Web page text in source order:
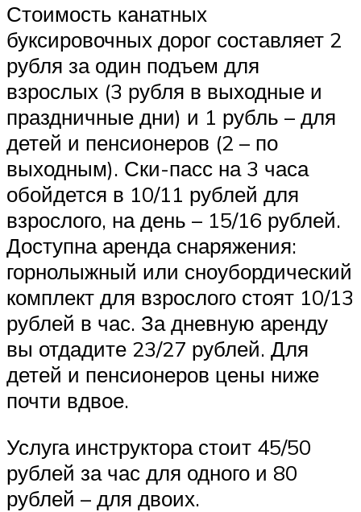
Стоимость канатных
буксировочных дорог составляет 2
рубля за один подъем для
взрослых (3 рубля в выходные и
праздничные дни) и 1 рубль – для
детей и пенсионеров (2 – по
выходным). Ски-пасс на 3 часа
обойдется в 10/11 рублей для
взрослого, на день – 15/16 рублей.
Доступна аренда снаряжения:
горнолыжный или сноубордический
комплект для взрослого стоят 10/13
рублей в час. За дневную аренду
вы отдадите 23/27 рублей. Для
детей и пенсионеров цены ниже
почти вдвое.
Услуга инструктора стоит 45/50
рублей за час для одного и 80
рублей – для двоих.